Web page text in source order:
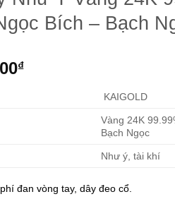
Bích – Bạch
₫
KAIGOLD
Vàng 24K
Bạch Ngọc
Như ý, tài khí
đan vòng tay, dây đeo cổ.